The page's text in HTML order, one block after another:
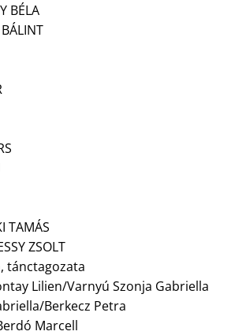
BÉLA
TAMÁS
ZSOLT
tánctagozata
Lilien/Varnyú Szonja Gabriella
Berkecz Petra
Marcell